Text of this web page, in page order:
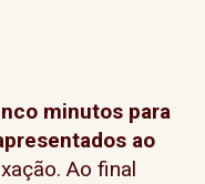
minutos para
ao
Ao final